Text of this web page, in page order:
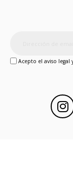
Acepto el aviso